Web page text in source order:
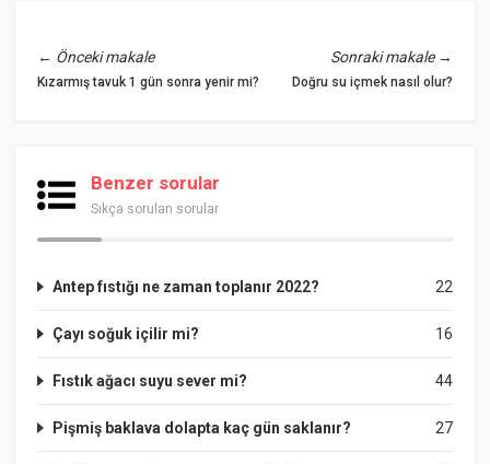
← Önceki makale
Kızarmış tavuk 1 gün sonra yenir mi?
Sonraki makale→
Doğru su içmek nasıl olur?
Benzer sorular
Sıkça sorulan sorular
22
Antep fıstığı ne zaman toplanır 2022?
16
Çayı soğuk içilir mi?
44
Fıstık ağacı suyu sever mi?
27
Pişmiş baklava dolapta kaç gün saklanır?